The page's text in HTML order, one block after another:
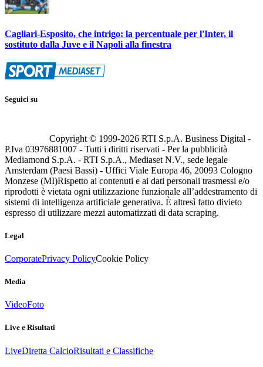
Cagliari-Esposito, che intrigo: la percentuale per l'Inter, il
sostituto dalla Juve e il Napoli alla finestra
Seguici su
Copyright © 1999-2026 RTI S.p.A. Business Digital -
P.Iva 03976881007 - Tutti i diritti riservati - Per la pubblicità
Mediamond S.p.A. - RTI S.p.A., Mediaset N.V., sede legale
Amsterdam (Paesi Bassi) - Uffici Viale Europa 46, 20093 Cologno
Monzese (MI)Rispetto ai contenuti e ai dati personali trasmessi e/o
riprodotti è vietata ogni utilizzazione funzionale all’addestramento di
sistemi di intelligenza artificiale generativa. È altresì fatto divieto
espresso di utilizzare mezzi automatizzati di data scraping.
Legal
CorporatePrivacy PolicyCookie Policy
Media
VideoFoto
Live e Risultati
LiveDiretta CalcioRisultati e Classifiche